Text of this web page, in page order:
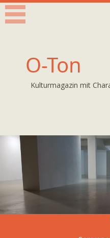
O-Ton
Kulturmagazin mit